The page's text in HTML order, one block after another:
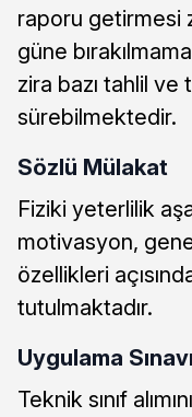
raporu getirmesi
güne
zira bazı tahlil
sürebilmektedir.
Sözlü Mülakat
Fiziki yeterlilik
motivasyon,
özellikleri
tutulmaktadır.
Uygulama Sınavı
Teknik sınıf